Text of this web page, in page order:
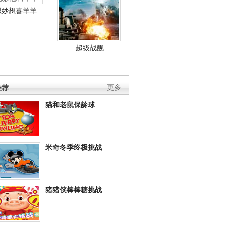
妙想喜羊羊
超级战舰
更多
荐
猫和老鼠保龄球
米奇冬季终极挑战
猪猪侠棒棒糖挑战